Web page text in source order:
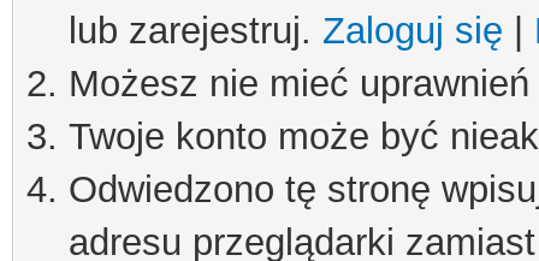
lub zarejestruj. Zaloguj się
Możesz nie mieć
Twoje konto może być
Odwiedzono tę stronę
adresu przeglądarki